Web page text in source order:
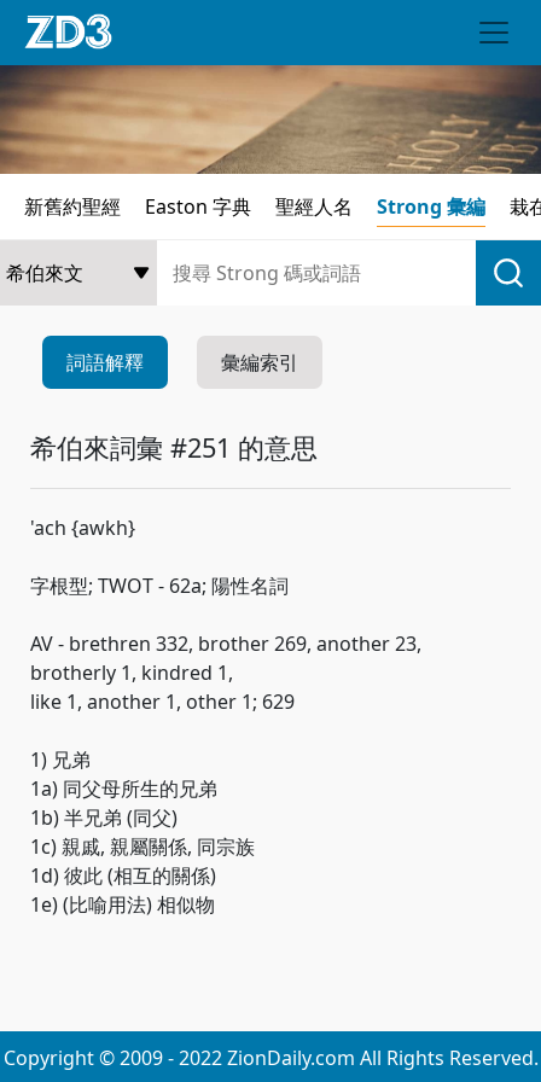
新舊約聖經 Easton 字典 聖經人名 Strong 彙編 栽
詞語解釋 彙編索引
希伯來詞彙 #251 的意思
'ach {awkh}
字根型; TWOT - 62a; 陽性名詞
AV - brethren 332, brother 269, another 23,
brotherly 1, kindred 1,
like 1, another 1, other 1; 629
1) 兄弟
1a) 同父母所生的兄弟
1b) 半兄弟 (同父)
1c) 親戚, 親屬關係, 同宗族
1d) 彼此 (相互的關係)
1e) (比喻用法) 相似物
Copyright © 2009 - 2022 ZionDaily.com All Rights Reserved.